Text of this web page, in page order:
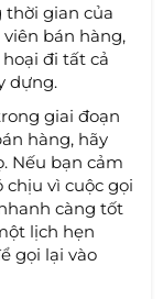
thời gian của
bán hàng,
đi tất cả
dựng.
giai đoạn
hàng, hãy
Nếu bạn cảm
vì cuộc gọi
càng tốt
lịch hẹn
gọi lại vào